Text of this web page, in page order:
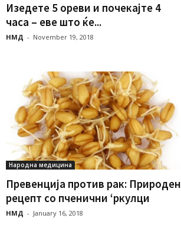
Изедете 5 ореви и почекајте 4
часа – еве што ќе...
НМД - November 19, 2018
Народна медицина
Превенција против рак: Природен
рецепт со пченични ‘ркулци
НМД - January 16, 2018